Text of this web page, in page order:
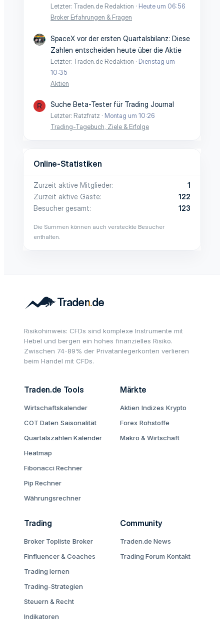
Letzter: Traden.de Redaktion
Heute um 06:56
Broker Erfahrungen & Fragen
SpaceX vor der ersten Quartalsbilanz: Diese
Zahlen entscheiden heute über die Aktie
Letzter: Traden.de Redaktion
Dienstag um
10:35
Aktien
R Suche Beta-Tester für Trading Journal
Letzter: Ratzfratz
Montag um 10:26
Trading-Tagebuch, Ziele & Erfolge
Online-Statistiken
Zurzeit aktive Mitglieder
1
Zurzeit aktive Gäste
122
Besucher gesamt
123
Die Summen können auch versteckte Besucher
enthalten.
Risikohinweis: CFDs sind komplexe Instrumente mit
Hebel und bergen ein hohes finanzielles Risiko.
Zwischen 74-89% der Privatanlegerkonten verlieren
beim Handel mit CFDs.
Traden.de Tools
Wirtschaftskalender
COT Daten Saisonalität
Quartalszahlen Kalender
Heatmap
Fibonacci Rechner
Pip Rechner
Währungsrechner
Märkte
Aktien Indizes Krypto
Forex Rohstoffe
Makro & Wirtschaft
Trading
Broker Topliste Broker
Finfluencer & Coaches
Trading lernen
Trading-Strategien
Steuern & Recht
Indikatoren
Community
Traden.de News
Trading Forum Kontakt